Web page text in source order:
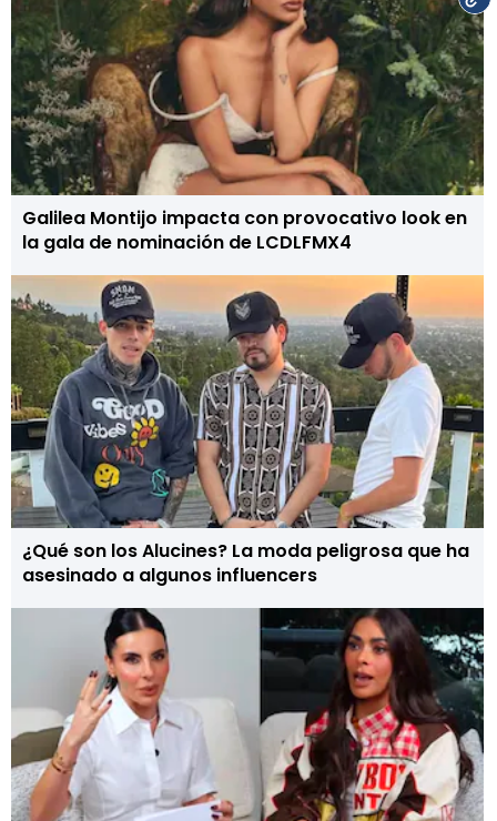
Galilea Montijo impacta con provocativo look en
la gala de nominación de LCDLFMX4
¿Qué son los Alucines? La moda peligrosa que ha
asesinado a algunos influencers